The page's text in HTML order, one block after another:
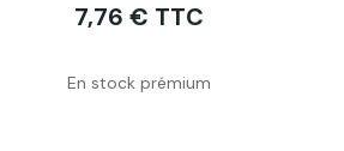
7,76 € TTC
En stock prémium